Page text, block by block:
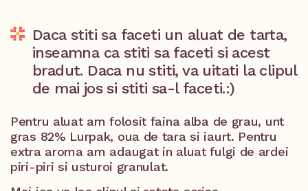
Daca stiti sa faceti un aluat de tarta,
inseamna ca stiti sa faceti si acest
bradut. Daca nu stiti, va uitati la clipul
de mai jos si stiti sa-l faceti.:)
Pentru aluat am folosit faina alba de grau, unt
gras 82% Lurpak, oua de tara si iaurt. Pentru
extra aroma am adaugat in aluat fulgi de ardei
piri-piri si usturoi granulat.